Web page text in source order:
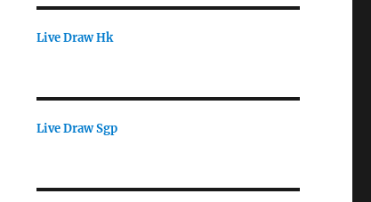
Live Draw Hk
Live Draw Sgp